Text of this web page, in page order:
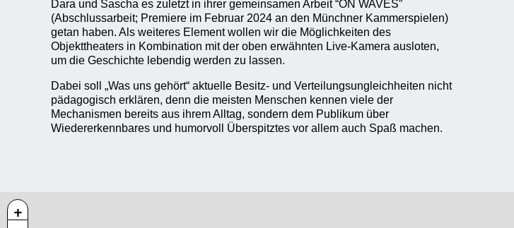
Dara und Sascha es zuletzt in ihrer gemeinsamen Arbeit “ON WAVES”
(Abschlussarbeit; Premiere im Februar 2024 an den Münchner Kammerspielen)
getan haben. Als weiteres Element wollen wir die Möglichkeiten des
Objekttheaters in Kombination mit der oben erwähnten Live-Kamera ausloten,
um die Geschichte lebendig werden zu lassen.
Dabei soll „Was uns gehört“ aktuelle Besitz- und Verteilungsungleichheiten nicht
pädagogisch erklären, denn die meisten Menschen kennen viele der
Mechanismen bereits aus ihrem Alltag, sondern dem Publikum über
Wiedererkennbares und humorvoll Überspitztes vor allem auch Spaß machen.
+